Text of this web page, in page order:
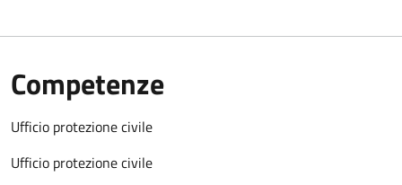
Competenze
Ufficio protezione civile
Ufficio protezione civile